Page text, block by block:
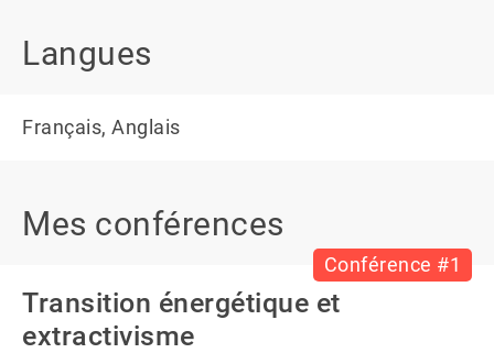
Langues
Français, Anglais
Mes conférences
Conférence #1
Transition énergétique et
extractivisme